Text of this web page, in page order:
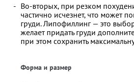
Во-вторых, при резком
частично исчезнет, что может
груди. Липофиллинг — это
желает придать груди
при этом сохранить
Форма и размер